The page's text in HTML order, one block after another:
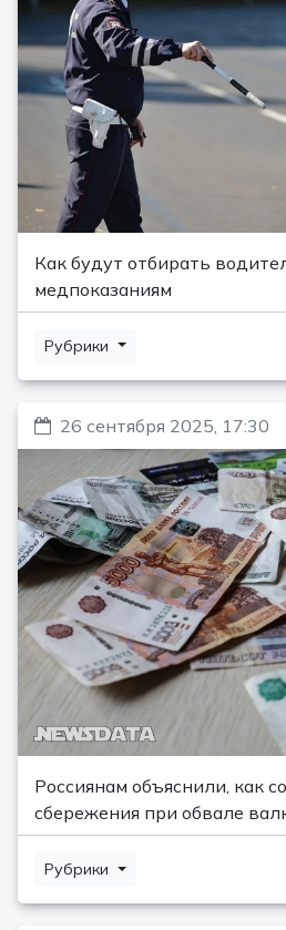
Как будут отбирать
медпоказаниям
Рубрики
26 сентября 2025, 17:30
Россиянам объяснили, как
сбережения при обвале
Рубрики